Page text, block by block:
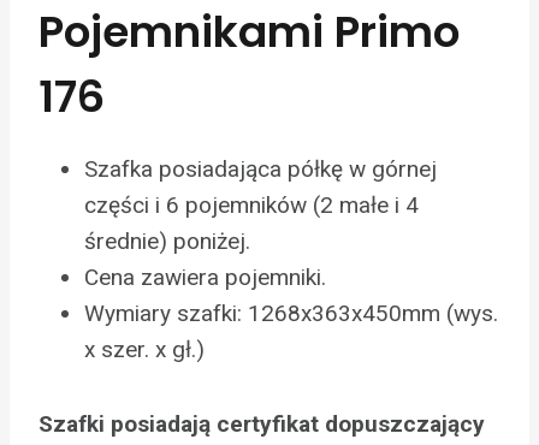
Pojemnikami Primo
176
Szafka posiadająca półkę w górnej
części i 6 pojemników (2 małe i 4
średnie) poniżej.
Cena zawiera pojemniki.
Wymiary szafki: 1268x363x450mm (wys.
x szer. x gł.)
Szafki posiadają certyfikat dopuszczający